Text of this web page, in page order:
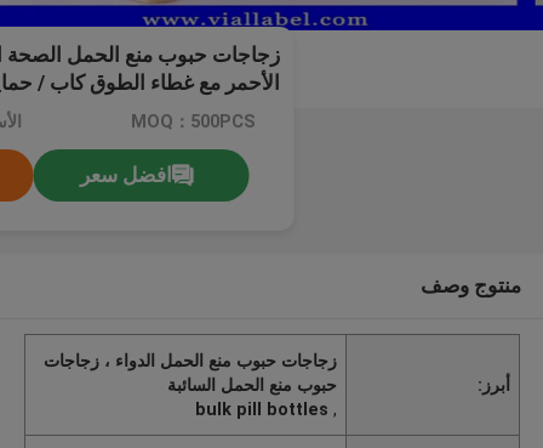
الأحمر مع غطاء الطوق كاب /
MOQ：500PCS
افضل سعر
منتوج وصف
أبرز:
زجاجات حبوب منع الحمل الدواء ، زجاجات
حبوب منع الحمل السائبة
,
bulk pill bottles